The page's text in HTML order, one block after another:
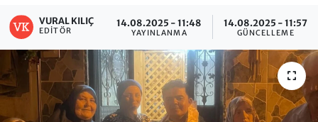
VURAL KILIÇ
EDITÖR
14.08.2025 - 11:48
YAYINLANMA
14.08.2025 - 11:57
GÜNCELLEME
Son Dakika Haberleri
Haber Arşivi